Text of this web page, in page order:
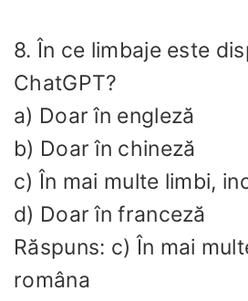
8. În ce limbaje este
ChatGPT?
a) Doar în engleză
b) Doar în chineză
c) În mai multe limbi,
d) Doar în franceză
Răspuns: c) În mai
româna